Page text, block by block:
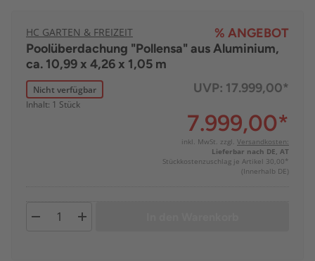
HC GARTEN & FREIZEIT
% ANGEBOT
Poolüberdachung "Pollensa" aus Aluminium,
ca. 10,99 x 4,26 x 1,05 m
Nicht verfügbar
Inhalt: 1 Stück
UVP: 17.999,00*
7.999,00*
inkl. MwSt. zzgl. Versandkosten:
Lieferbar nach DE, AT
Stückkostenzuschlag je Artikel 30,00*
(Innerhalb DE)